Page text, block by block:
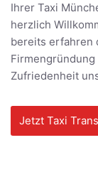
Ihrer Taxi
herzlich
bereits erfahren
Zufriedenheit
Jetzt Taxi